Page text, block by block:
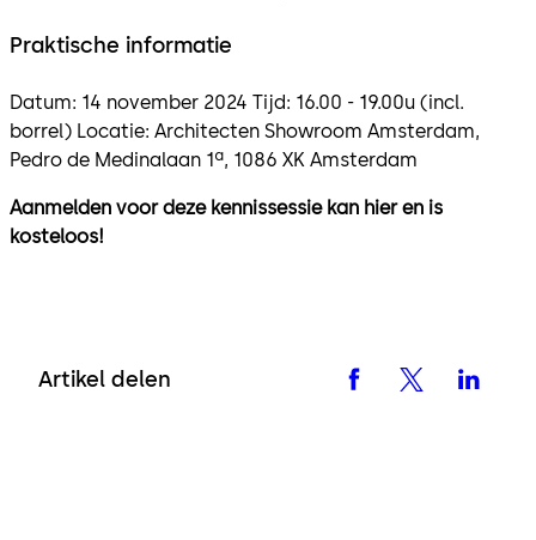
Praktische informatie
Datum: 14 november 2024 Tijd: 16.00 - 19.00u (incl.
borrel) Locatie: Architecten Showroom Amsterdam,
Pedro de Medinalaan 1ª, 1086 XK Amsterdam
Aanmelden voor deze kennissessie kan hier en is
kosteloos!
Artikel delen